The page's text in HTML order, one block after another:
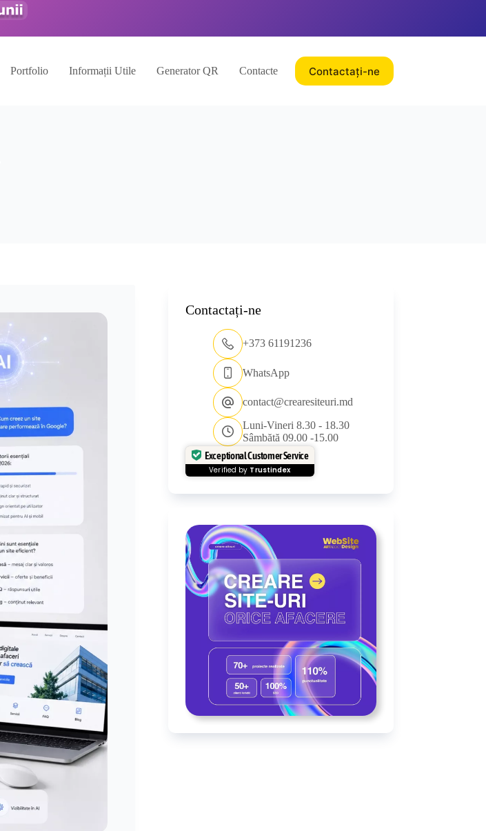
Portfolio Informații Utile Generator QR Contacte Contactați-ne
Contactați-ne
+373 61191236
WhatsApp
contact@crearesiteuri.md
Luni-Vineri 8.30 - 18.30
Sâmbătă 09.00 -15.00
Exceptional Customer Service
Verified by Trustindex